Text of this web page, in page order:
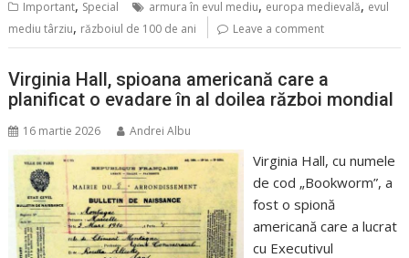
Important, Special armura în evul mediu, europa medievală, evul
mediu târziu, războiul de 100 de ani Leave a comment
Virginia Hall, spioana americană care a
planificat o evadare în al doilea război mondial
16 martie 2026 Andrei Albu
Virginia Hall, cu numele
de cod „Bookworm”, a
fost o spionă
americană care a lucrat
cu Executivul